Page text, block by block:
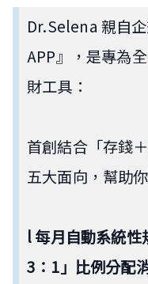
Dr.Selena 親自
APP』，是專為
財工具：
首創結合「存錢
五大面向，幫助
l 每月自動系統性
3：1」比例分配